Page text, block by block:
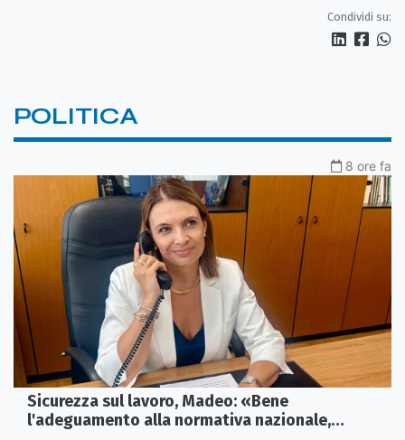
Condividi su:
POLITICA
8 ore fa
Sicurezza sul lavoro, Madeo: «Bene
l'adeguamento alla normativa nazionale,